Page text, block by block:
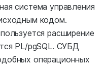
система управления
кодом.
расширение
PL/pgSQL. СУБД
операционных